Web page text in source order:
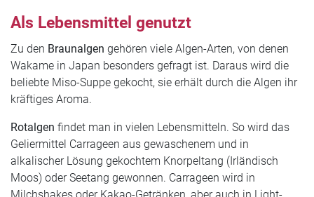
Als Lebensmittel genutzt
Zu den Braunalgen gehören viele Algen-Arten, von denen
Wakame in Japan besonders gefragt ist. Daraus wird die
beliebte Miso-Suppe gekocht, sie erhält durch die Algen ihr
kräftiges Aroma.
Rotalgen findet man in vielen Lebensmitteln. So wird das
Geliermittel Carrageen aus gewaschenem und in
alkalischer Lösung gekochtem Knorpeltang (Irländisch
Moos) oder Seetang gewonnen. Carrageen wird in
Milchshakes oder Kakao-Getränken, aber auch in Light-